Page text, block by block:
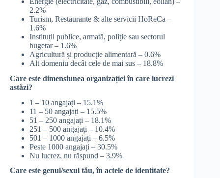
2.2%
Turism, Restaurante & alte servicii HoReCa –
1.6%
Instituții publice, armată, poliție sau sectorul
bugetar – 1.6%
Agricultură și producție alimentară – 0.6%
Alt domeniu decât cele de mai sus – 18.8%
Care este dimensiunea organizației în care lucrezi
astăzi?
1 – 10 angajați – 15.1%
11 – 50 angajați – 15.5%
51 – 250 angajați – 18.1%
251 – 500 angajați – 10.4%
501 – 1000 angajați – 6.5%
Peste 1000 angajați – 30.5%
Nu lucrez, nu răspund – 3.9%
Care este genul/sexul tău, în actele de identitate?